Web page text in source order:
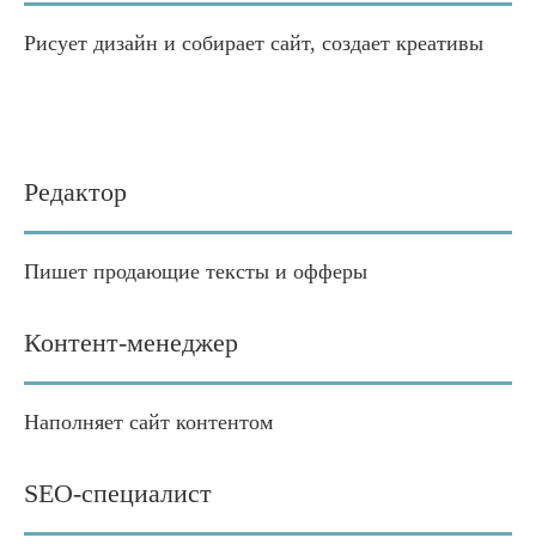
Рисует дизайн и собирает сайт, создает креативы
Редактор
Пишет продающие тексты и офферы
Контент-менеджер
Наполняет сайт контентом
SEO-специалист